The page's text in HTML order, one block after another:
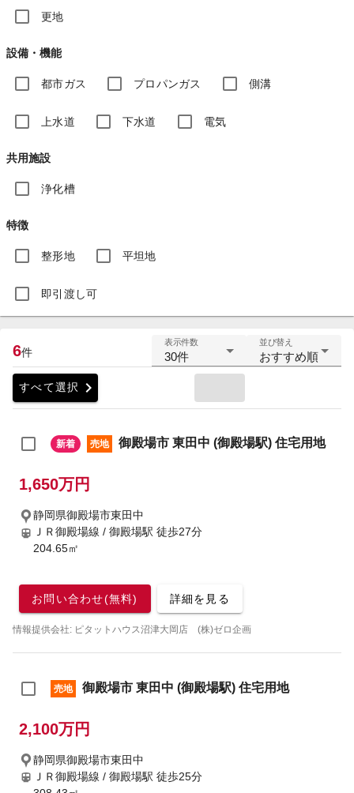
更地
設備・機能
都市ガス プロパンガス 側溝
上水道 下水道 電気
共用施設
浄化槽
特徴
整形地 平坦地
即引渡し可
6件
表示件数
30件
並び替え
おすすめ順
すべて選択 chevron_right
新着 売地 御殿場市 東田中 (御殿場駅) 住宅用地
1,650万円
静岡県御殿場市東田中
ＪＲ御殿場線 / 御殿場駅 徒歩27分
204.65㎡
お問い合わせ(無料) 詳細を見る
情報提供会社: ピタットハウス沼津大岡店 (株)ゼロ企画
売地 御殿場市 東田中 (御殿場駅) 住宅用地
2,100万円
静岡県御殿場市東田中
ＪＲ御殿場線 / 御殿場駅 徒歩25分